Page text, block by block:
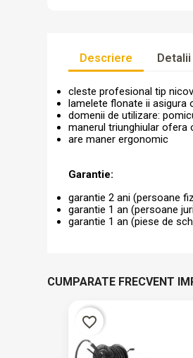
Descriere Detalii
cleste profesional tip
lamelete flonate ii asigura
domenii de utilizare:
manerul triunghiular ofera
are maner ergonomic
Garantie:
garantie 2 ani (persoane
garantie 1 an (persoane
garantie 1 an (piese de
CUMPARATE FRECVENT
favorite_border